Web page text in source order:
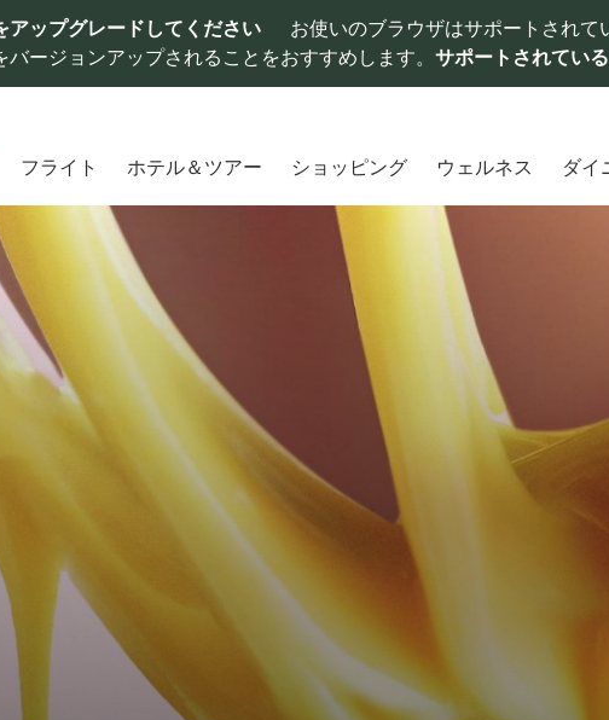
アップグレードしてください
お使いのブラウザはサポートされ
ージョンアップされることをおすすめします。 サポートされてい
フライト ホテル＆ツアー ショッピング ウェルネス ダイ